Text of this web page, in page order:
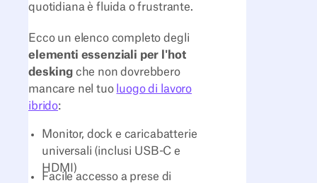
quotidiana è fluida o frustrante.
Ecco un elenco completo degli
elementi essenziali per l'hot
deskingche non dovrebbero
mancare nel tuo luogo di lavoro
ibrido:
Monitor, dock e caricabatterie
universali (inclusi USB-C e
HDMI)
Facile accesso a prese di